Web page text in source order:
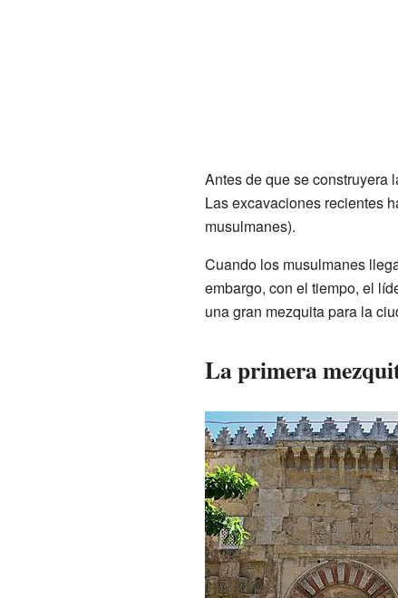
Antes de que se construyera
Las excavaciones recientes
musulmanes).
Cuando los musulmanes
embargo, con el tiempo, el
una gran mezquita para la
La primera